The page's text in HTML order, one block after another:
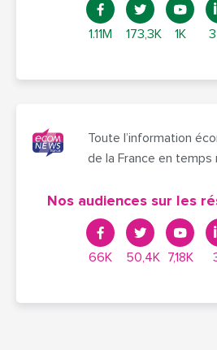
1.11M 173,3K 1K
Toute l’information
de la France en temps
Nos audiences sur les
66K 50,4K 7,18K